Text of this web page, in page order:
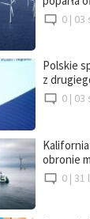
0 | 03
Polskie
z
0 | 03
obronie
0 | 31